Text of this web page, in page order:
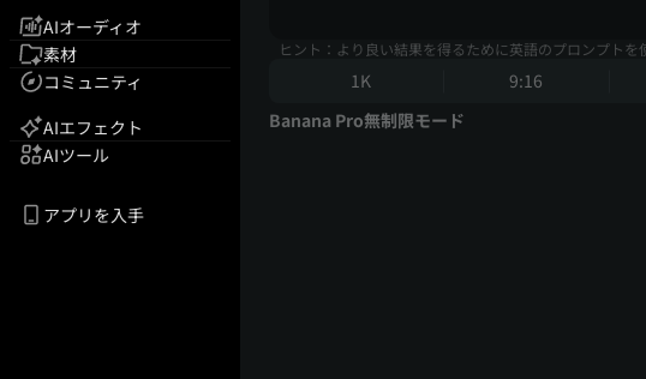
AIオーディオ
素材
コミュニティ
AIエフェクト
AIツール
アプリを入手
ヒント：より良い結果を得るために英語のプロンプトを
1K 9:16
Banana Pro無制限モード